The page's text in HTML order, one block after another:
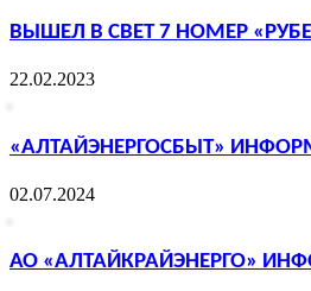
ВЫШЕЛ В СВЕТ 7 НОМЕР
22.02.2023
«АЛТАЙЭНЕРГОСБЫТ»
02.07.2024
АО «АЛТАЙКРАЙЭНЕРГО»